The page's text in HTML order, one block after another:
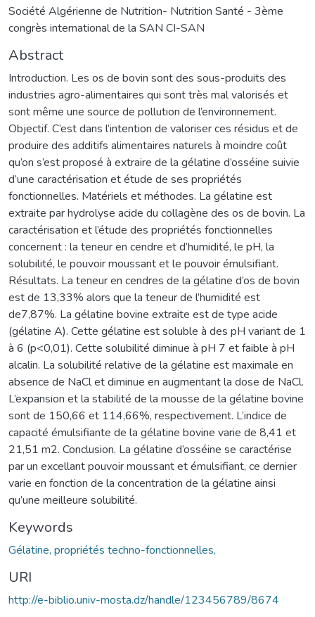
Société Algérienne de Nutrition- Nutrition Santé - 3ème
congrès international de la SAN CI-SAN
Abstract
Introduction. Les os de bovin sont des sous-produits des
industries agro-alimentaires qui sont très mal valorisés et
sont même une source de pollution de l’environnement.
Objectif. C’est dans l’intention de valoriser ces résidus et de
produire des additifs alimentaires naturels à moindre coût
qu’on s’est proposé à extraire de la gélatine d’osséine suivie
d’une caractérisation et étude de ses propriétés
fonctionnelles. Matériels et méthodes. La gélatine est
extraite par hydrolyse acide du collagène des os de bovin. La
caractérisation et l’étude des propriétés fonctionnelles
concernent : la teneur en cendre et d’humidité, le pH, la
solubilité, le pouvoir moussant et le pouvoir émulsifiant.
Résultats. La teneur en cendres de la gélatine d’os de bovin
est de 13,33% alors que la teneur de l’humidité est
de7,87%. La gélatine bovine extraite est de type acide
(gélatine A). Cette gélatine est soluble à des pH variant de 1
à 6 (p<0,01). Cette solubilité diminue à pH 7 et faible à pH
alcalin. La solubilité relative de la gélatine est maximale en
absence de NaCl et diminue en augmentant la dose de NaCl.
L’expansion et la stabilité de la mousse de la gélatine bovine
sont de 150,66 et 114,66%, respectivement. L’indice de
capacité émulsifiante de la gélatine bovine varie de 8,41 et
21,51 m2. Conclusion. La gélatine d’osséine se caractérise
par un excellant pouvoir moussant et émulsifiant, ce dernier
varie en fonction de la concentration de la gélatine ainsi
qu’une meilleure solubilité.
Keywords
Gélatine, propriétés techno-fonctionnelles,
URI
http://e-biblio.univ-mosta.dz/handle/123456789/8674